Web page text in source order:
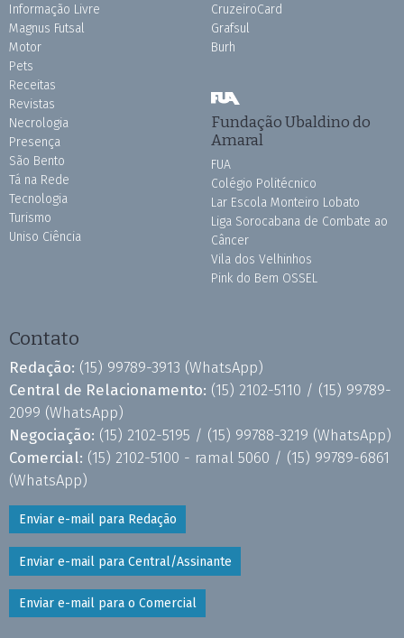
Informação Livre
Magnus Futsal
Motor
Pets
Receitas
Revistas
Necrologia
Presença
São Bento
Tá na Rede
Tecnologia
Turismo
Uniso Ciência
CruzeiroCard
Grafsul
Burh
Fundação Ubaldino do
Amaral
FUA
Colégio Politécnico
Lar Escola Monteiro Lobato
Liga Sorocabana de Combate ao
Câncer
Vila dos Velhinhos
Pink do Bem OSSEL
Contato
Redação: (15) 99789-3913 (WhatsApp)
Central de Relacionamento: (15) 2102-5110 / (15) 99789-
2099 (WhatsApp)
Negociação: (15) 2102-5195 / (15) 99788-3219 (WhatsApp)
Comercial: (15) 2102-5100 - ramal 5060 / (15) 99789-6861
(WhatsApp)
Enviar e-mail para Redação
Enviar e-mail para Central/Assinante
Enviar e-mail para o Comercial